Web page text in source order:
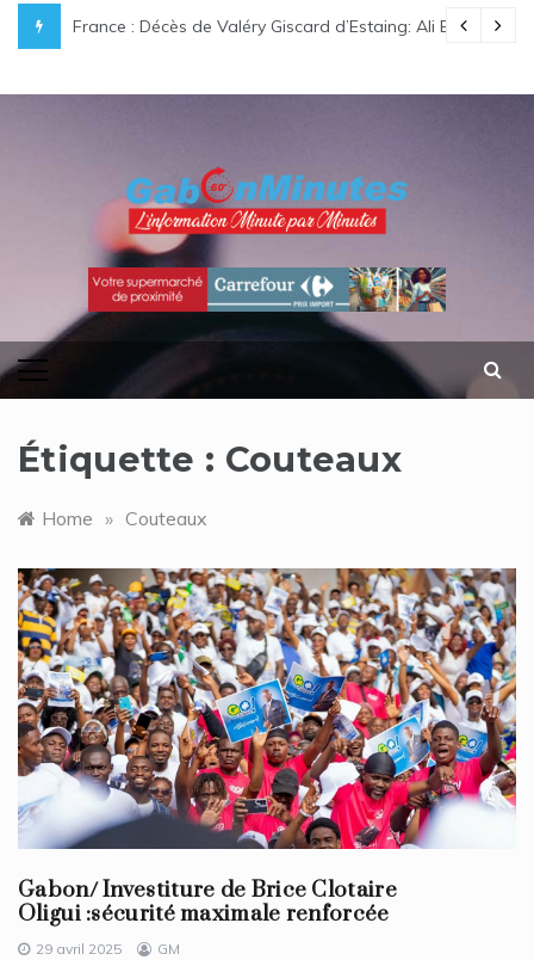
gabonaise au destin hors du commun
France : Décès de Valéry Giscard d’Estaing: Ali Bongo
gabonminutes.com
l'information minutes par minutes
Étiquette : Couteaux
Home » Couteaux
Gabon/ Investiture de Brice Clotaire
Oligui :sécurité maximale renforcée
29 avril 2025 GM